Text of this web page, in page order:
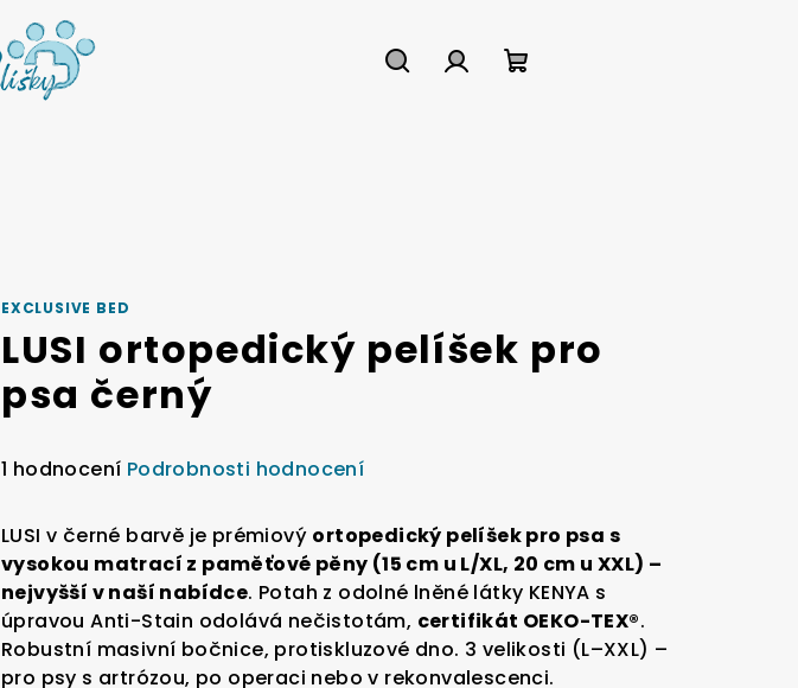
EXCLUSIVE BED
LUSI ortopedický pelíšek pro
psa černý
Průměrné
produktu
je
5,0
z
5
hvězdiček.
1 hodnocení Podrobnosti hodnocení
LUSI v černé barvě je prémiový ortopedický pelíšek pro psa s
vysokou matrací z paměťové pěny (15 cm u L/XL, 20 cm u XXL) –
nejvyšší v naší nabídce. Potah z odolné lněné látky KENYA s
úpravou Anti-Stain odolává nečistotám, certifikát OEKO-TEX®.
Robustní masivní bočnice, protiskluzové dno. 3 velikosti (L–XXL) –
pro psy s artrózou, po operaci nebo v rekonvalescenci.